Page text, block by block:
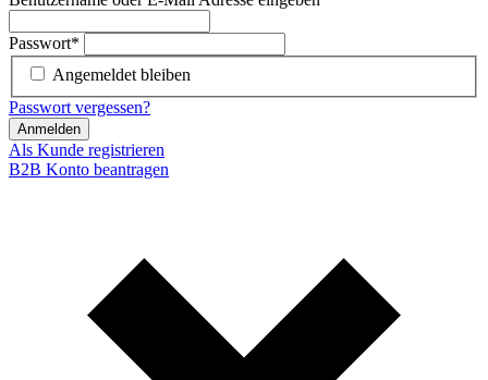
Passwort*
Angemeldet bleiben
Passwort vergessen?
Anmelden
Als Kunde registrieren
B2B Konto beantragen